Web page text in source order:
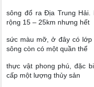
sông đổ ra Địa Trung Hải.
rộng 15 – 25km nhưng hết
sức màu mỡ, ở đây có
sông còn có một quần thể
thực vật phong phú, đặc
cấp một lượng thủy sản